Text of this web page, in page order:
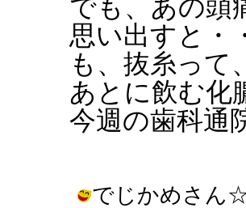
でも、あの頭
思い出すと
も、抜糸って
あとに飲む化
今週の歯科通
でじかめさん